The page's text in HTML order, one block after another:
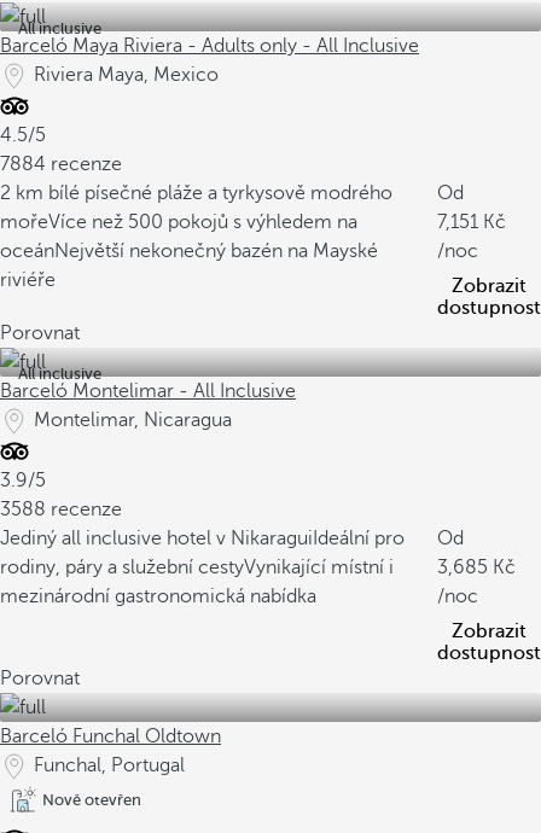
All inclusive
Barceló Maya Riviera - Adults only - All Inclusive
Riviera Maya, Mexico
4.5/5
7884 recenze
2 km bílé písečné pláže a tyrkysově modrého
mořeVíce než 500 pokojů s výhledem na
oceánNejvětší nekonečný bazén na Mayské
riviéře
Od
7,151
/noc
Zobrazit
dostupnost
Porovnat
All inclusive
Barceló Montelimar - All Inclusive
Montelimar, Nicaragua
3.9/5
3588 recenze
Jediný all inclusive hotel v Nikaragui Ideální pro
rodiny, páry a služební cestyVynikající místní i
mezinárodní gastronomická nabídka
Od
3,685
/noc
Zobrazit
dostupnost
Porovnat
Barceló Funchal Oldtown
Funchal, Portugal
Nově otevřen